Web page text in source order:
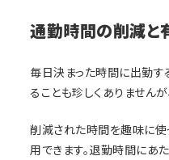
通勤時間の削減と
毎日決まった時間に出勤す
ることも珍しくありませんが
削減された時間を趣味に使
用できます。退勤時間にあ